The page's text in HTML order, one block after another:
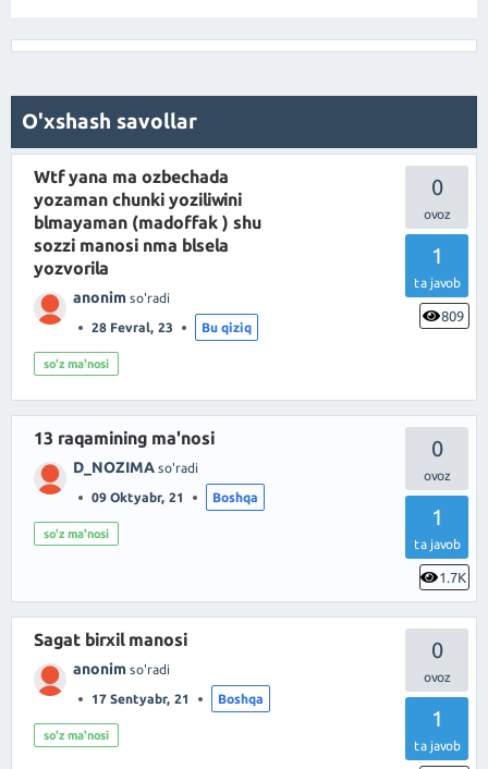
O'xshash savollar
0
1
ta javob
809
Wtf yana ma ozbechada
yozaman chunki yoziliwini
blmayaman (madoffak ) shu
sozzi manosi nma blsela
yozvorila
anonim so'radi
28 Fevral, 23 Bu qiziq
so'z ma'nosi
0
1
ta javob
1.7K
13 raqamining ma'nosi
D_NOZIMA so'radi
09 Oktyabr, 21 Boshqa
so'z ma'nosi
0
1
ta javob
Sagat birxil manosi
anonim so'radi
17 Sentyabr, 21 Boshqa
so'z ma'nosi